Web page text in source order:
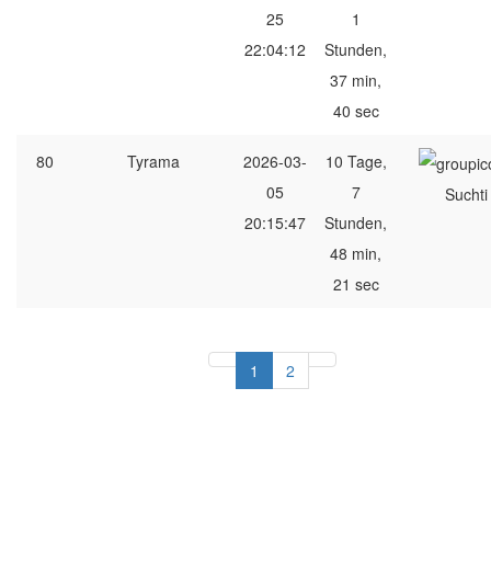
25
22:04:12
1
Stunden,
37 min,
40 sec
80 Tyrama
2026-03-
05
20:15:47
10 Tage,
7
Stunden,
48 min,
21 sec
Suchti
1 2